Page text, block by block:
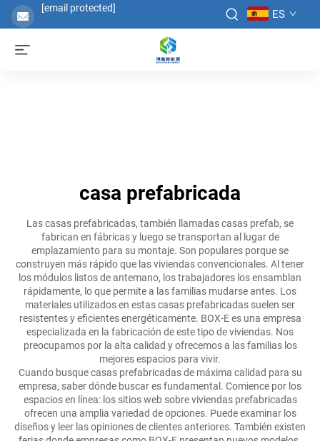
[email protected] ES
casa prefabricada
Las casas prefabricadas, también llamadas casas prefab, se
fabrican en fábricas y luego se transportan al lugar de
emplazamiento para su montaje. Son populares porque se
construyen más rápido que las viviendas convencionales. Al tener
los módulos listos de antemano, los trabajadores los ensamblan
rápidamente, lo que permite a las familias mudarse antes. Los
materiales utilizados en estas casas prefabricadas suelen ser
resistentes y eficientes energéticamente. BOX-E es una empresa
especializada en la fabricación de este tipo de viviendas. Nos
preocupamos por la alta calidad y ofrecemos a las familias los
mejores espacios para vivir.
Cuando busque casas prefabricadas de máxima calidad para su
empresa, saber dónde buscar es fundamental. Comience por los
espacios en línea: los sitios web sobre viviendas prefabricadas
ofrecen una amplia variedad de opciones. Puede examinar los
diseños y leer las opiniones de clientes anteriores. También existen